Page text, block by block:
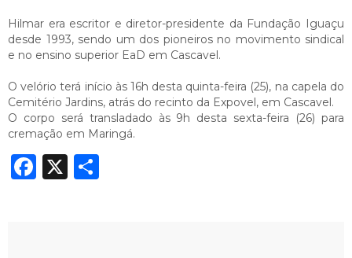
Hilmar era escritor e diretor-presidente da Fundação Iguaçu
desde 1993, sendo um dos pioneiros no movimento sindical
e no ensino superior EaD em Cascavel.
O velório terá início às 16h desta quinta-feira (25), na capela do
Cemitério Jardins, atrás do recinto da Expovel, em Cascavel.
O corpo será transladado às 9h desta sexta-feira (26) para
cremação em Maringá.
Facebook
X